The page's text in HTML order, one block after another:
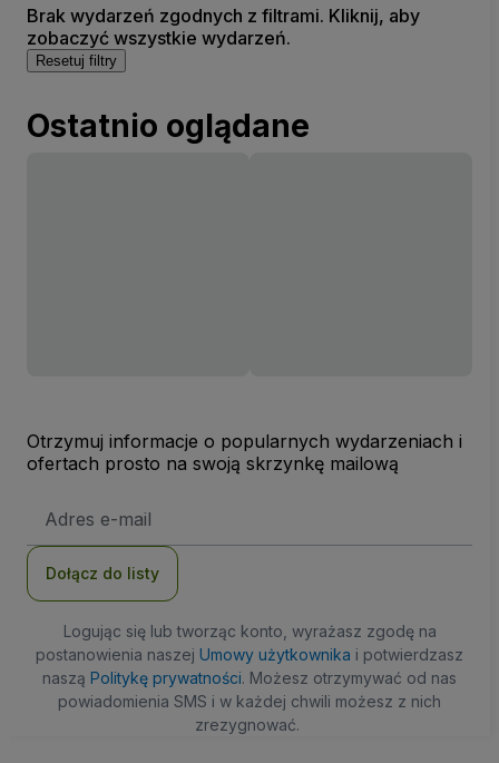
Brak wydarzeń zgodnych z filtrami. Kliknij, aby
zobaczyć wszystkie wydarzeń.
Resetuj filtry
Ostatnio oglądane
Otrzymuj informacje o popularnych wydarzeniach i
ofertach prosto na swoją skrzynkę mailową
e-
Dołącz do listy
Logując się lub tworząc konto, wyrażasz zgodę na
postanowienia naszej Umowy użytkownika i potwierdzasz
naszą Politykę prywatności. Możesz otrzymywać od nas
powiadomienia SMS i w każdej chwili możesz z nich
zrezygnować.